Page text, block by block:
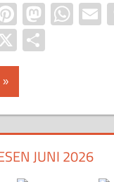
Pinterest
X
JUNI 2026